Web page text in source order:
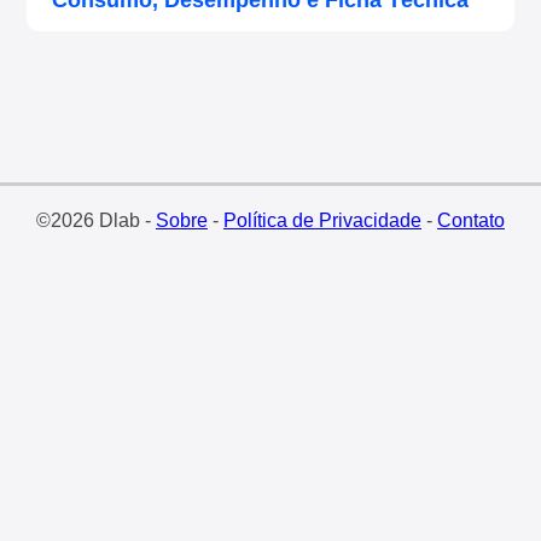
©2026 Dlab - Sobre- Política de Privacidade- Contato